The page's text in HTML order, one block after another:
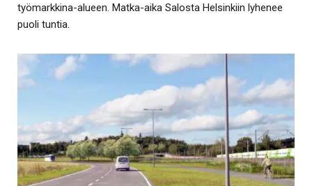
työmarkkina-alueen. Matka-aika Salosta Helsinkiin lyhenee
puoli tuntia.